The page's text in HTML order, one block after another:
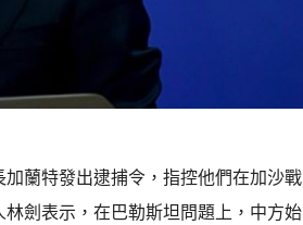
蘭特發出逮捕令，指控他們在加沙戰
劍表示，在巴勒斯坦問題上，中方始